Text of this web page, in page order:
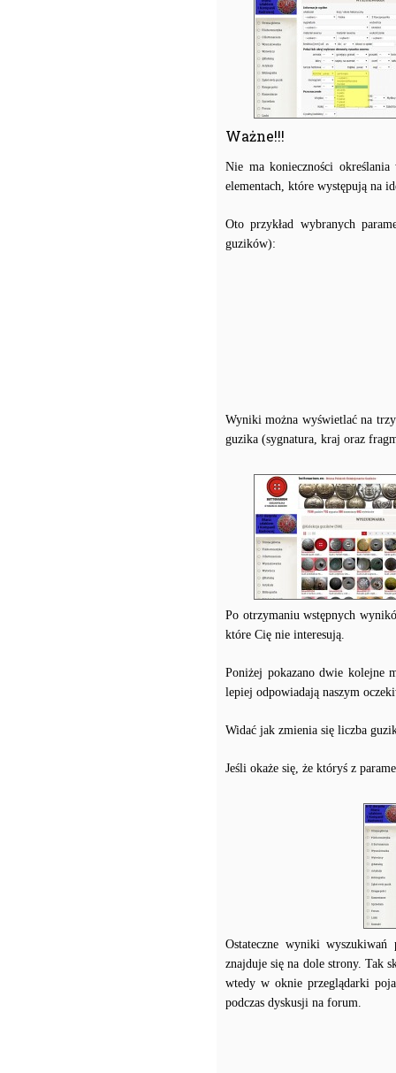
Ważne!!!
Nie ma konieczności
elementach, które występują na
Oto przykład wybranych
guzików):
Wyniki można wyświetlać na
guzika (sygnatura, kraj oraz
Po otrzymaniu wstępnych
które Cię nie interesują.
Poniżej pokazano dwie kolejne
lepiej odpowiadają naszym
Widać jak zmienia się liczba
Jeśli okaże się, że któryś z
Ostateczne wyniki
znajduje się na dole strony. Tak
wtedy w oknie przeglądarki
podczas dyskusji na forum.